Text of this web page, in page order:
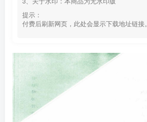
提示：
付费后刷新网页，此处会显示下载地址链接。